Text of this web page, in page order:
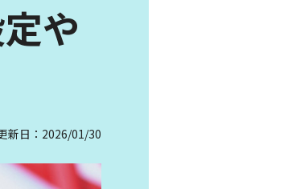
や
新日：2026/01/30